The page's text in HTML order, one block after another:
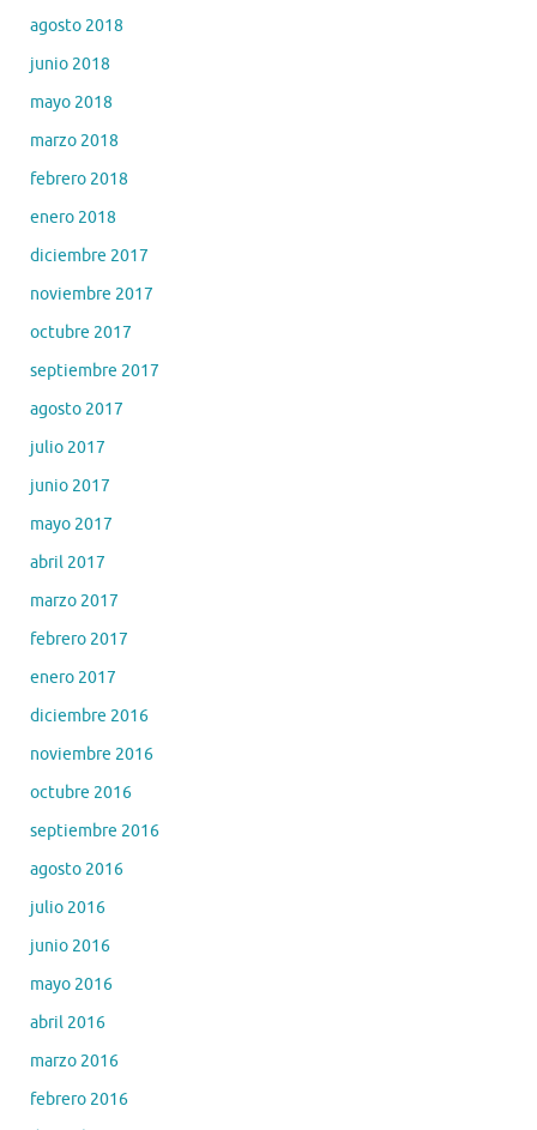
agosto 2018
junio 2018
mayo 2018
marzo 2018
febrero 2018
enero 2018
diciembre 2017
noviembre 2017
octubre 2017
septiembre 2017
agosto 2017
julio 2017
junio 2017
mayo 2017
abril 2017
marzo 2017
febrero 2017
enero 2017
diciembre 2016
noviembre 2016
octubre 2016
septiembre 2016
agosto 2016
julio 2016
junio 2016
mayo 2016
abril 2016
marzo 2016
febrero 2016